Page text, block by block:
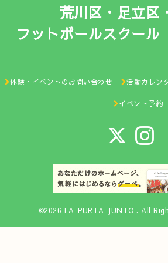
荒川区・足立区
フットボールスクー
体験・イベントのお問い合わせ 活動カレン
イベント予約
©2026 LA-PURTA-JUNTO. All